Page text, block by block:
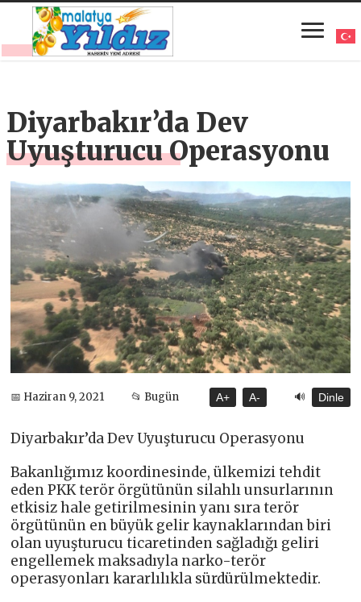
Diyarbakır’da Dev
Uyuşturucu Operasyonu
📅 Haziran 9, 2021 📂 Bugün A+ A- 🔊 Dinle
Diyarbakır’da Dev Uyuşturucu Operasyonu
Bakanlığımız koordinesinde, ülkemizi tehdit
eden PKK terör örgütünün silahlı unsurlarının
etkisiz hale getirilmesinin yanı sıra terör
örgütünün en büyük gelir kaynaklarından biri
olan uyuşturucu ticaretinden sağladığı geliri
engellemek maksadıyla narko-terör
operasyonları kararlılıkla sürdürülmektedir.